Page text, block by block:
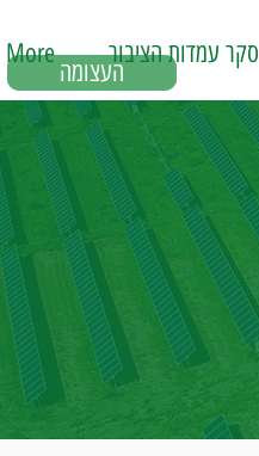
סקר עמדות הציבור More
העצומה
העצומה